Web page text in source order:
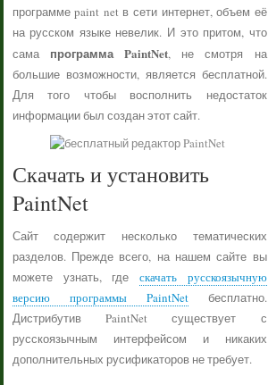
программе paint net в сети интернет, объем её
на русском языке невелик. И это притом, что
сама программа PaintNet, не смотря на
большие возможности, является бесплатной.
Для того чтобы восполнить недостаток
информации был создан этот сайт.
Скачать и установить
PaintNet
Сайт содержит несколько тематических
разделов. Прежде всего, на нашем сайте вы
можете узнать, где скачать русскоязычную
версию программы PaintNetбесплатно.
Дистрибутив PaintNet существует с
русскоязычным интерфейсом и никаких
дополнительных русификаторов не требует.